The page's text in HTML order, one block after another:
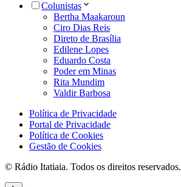
Colunistas
Bertha Maakaroun
Ciro Dias Reis
Direto de Brasília
Edilene Lopes
Eduardo Costa
Poder em Minas
Rita Mundim
Valdir Barbosa
Política de Privacidade
Portal de Privacidade
Política de Cookies
Gestão de Cookies
© Rádio Itatiaia. Todos os direitos reservados.